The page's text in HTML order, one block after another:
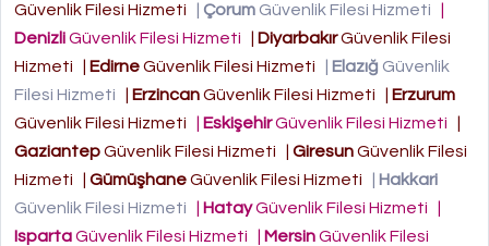
Güvenlik Filesi Hizmeti
Çorum Güvenlik Filesi Hizmeti
DenizliGüvenlik Filesi Hizmeti DiyarbakırGüvenlik Filesi
Hizmeti
EdirneGüvenlik Filesi Hizmeti Elazığ Güvenlik
Filesi Hizmeti
ErzincanGüvenlik Filesi Hizmeti
Erzurum
Güvenlik Filesi Hizmeti
EskişehirGüvenlik Filesi Hizmeti
GaziantepGüvenlik Filesi Hizmeti GiresunGüvenlik Filesi
Hizmeti
GümüşhaneGüvenlik Filesi Hizmeti
Hakkari
Güvenlik Filesi Hizmeti
HatayGüvenlik Filesi Hizmeti
IspartaGüvenlik Filesi Hizmeti MersinGüvenlik Filesi